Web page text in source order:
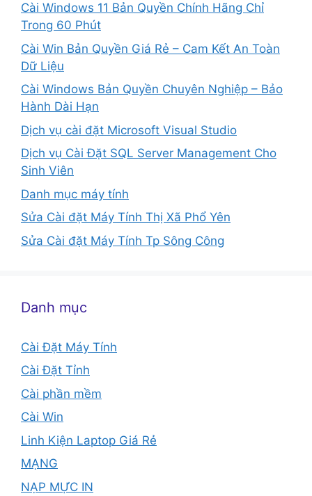
Cài Windows 11 Bản Quyền Chính Hãng Chỉ
Trong 60 Phút
Cài Win Bản Quyền Giá Rẻ – Cam Kết An Toàn
Dữ Liệu
Cài Windows Bản Quyền Chuyên Nghiệp – Bảo
Hành Dài Hạn
Dịch vụ cài đặt Microsoft Visual Studio
Dịch vụ Cài Đặt SQL Server Management Cho
Sinh Viên
Danh mục máy tính
Sửa Cài đặt Máy Tính Thị Xã Phổ Yên
Sửa Cài đặt Máy Tính Tp Sông Công
Danh mục
Cài Đặt Máy Tính
Cài Đặt Tỉnh
Cài phần mềm
Cài Win
Linh Kiện Laptop Giá Rẻ
MẠNG
NẠP MỰC IN